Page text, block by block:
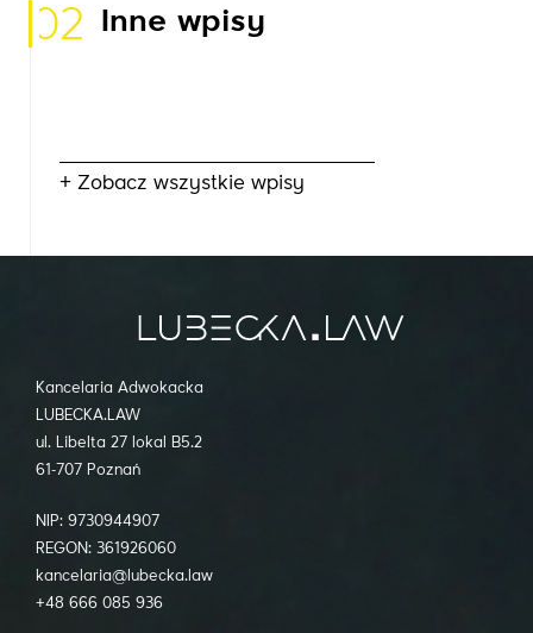
02 Inne wpisy
+ Zobacz wszystkie wpisy
Kancelaria Adwokacka
LUBECKA.LAW
ul. Libelta 27 lokal B5.2
61-707 Poznań
NIP: 9730944907
REGON: 361926060
kancelaria@lubecka.law
+48 666 085 936